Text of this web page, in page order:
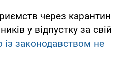
через карантин
у відпустку за свій
із законодавством не